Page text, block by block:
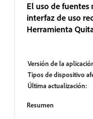
El uso de fuentes
interfaz de uso
Herramienta
Versión de la
Tipos de dispositivo
Última actualización:
Resumen